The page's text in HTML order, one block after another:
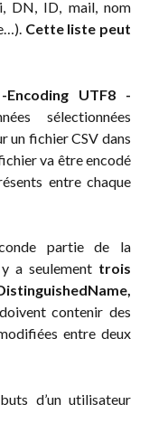
DN, ID, mail, nom
Cette liste peut
UTF8 -
sélectionnées
un fichier CSV dans
va être encodé
entre chaque
partie de la
a seulement trois
contenir des
entre deux
d’un utilisateur